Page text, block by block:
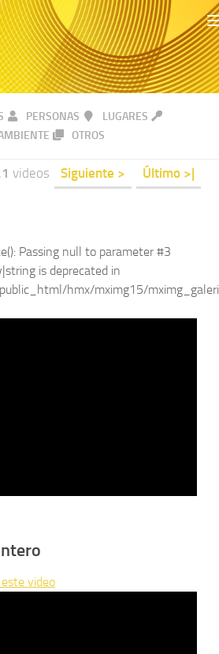
PERSONAS
LUGARES
OTROS
videos Siguiente > Último >|
Passing null to parameter #3
is deprecated in
hmx/mximg15/
video